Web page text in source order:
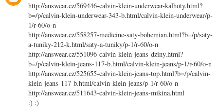
http://answear.cz/569446-calvin-klein-underwear-kalhoty.html?
b=/p/calvin-klein-underwear-343-b.html/calvin-klein-underwear/p-
1/r-60/o-n
http://answear.cz/558257-medicine-saty-bohemian.html?b=/p/saty-
a-tuniky-212-k.html/saty-a-tuniky/p-1/r-60/o-n
http://answear.cz/551096-calvin-klein-jeans-dziny.html?
b=/p/calvin-klein-jeans-117-b.html/calvin-klein-jeans/p-1/r-60/o-n
http://answear.cz/525655-calvin-klein-jeans-top.html?b=/p/calvin-
klein-jeans-117-b.html/calvin-klein-jeans/p-1/r-60/o-n
http://answear.cz/511643-calvin-klein-jeans-mikina.html
:) :)